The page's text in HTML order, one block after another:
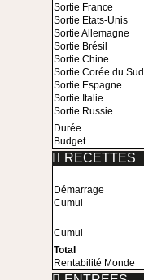
Sortie France
Sortie Etats-Unis
Sortie Allemagne
Sortie Brésil
Sortie Chine
Sortie Corée du Sud
Sortie Espagne
Sortie Italie
Sortie Russie
Durée
Budget
RECETTES
Démarrage
Cumul
Cumul
Total
Rentabilité Monde